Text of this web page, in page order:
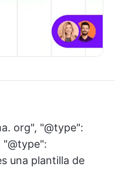
org", "@type":
"@type":
una plantilla de